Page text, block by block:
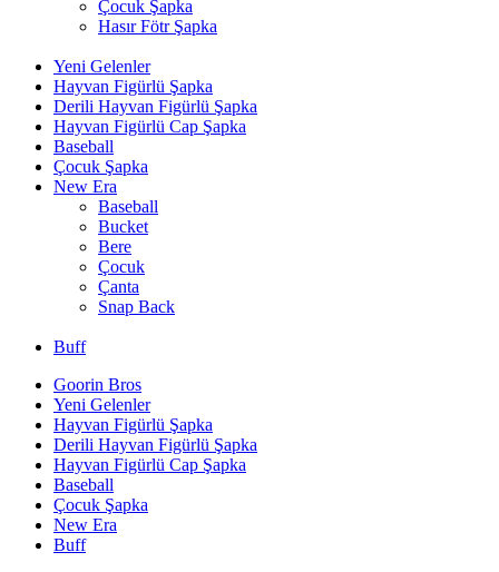
Çocuk Şapka
Hasır Fötr Şapka
Yeni Gelenler
Hayvan Figürlü Şapka
Derili Hayvan Figürlü Şapka
Hayvan Figürlü Cap Şapka
Baseball
Çocuk Şapka
New Era
Baseball
Bucket
Bere
Çocuk
Çanta
Snap Back
Buff
Goorin Bros
Yeni Gelenler
Hayvan Figürlü Şapka
Derili Hayvan Figürlü Şapka
Hayvan Figürlü Cap Şapka
Baseball
Çocuk Şapka
New Era
Buff